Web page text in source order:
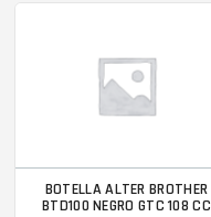
BOTELLA ALTER BROTHER
BTD100 NEGRO GTC 108 CC